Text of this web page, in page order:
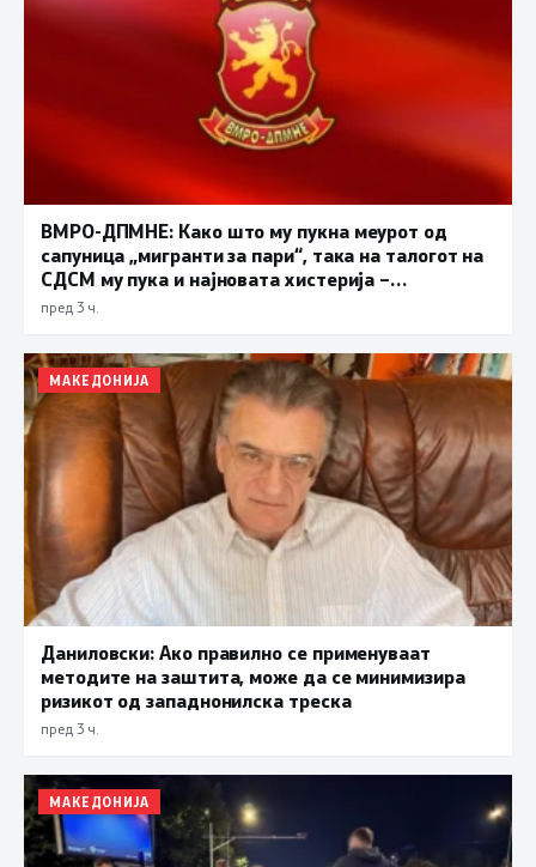
ВМРО-ДПМНЕ: Како што му пукна меурот од
сапуница „мигранти за пари“, така на талогот на
СДСМ му пука и најновата хистерија –
прифаќање на француски предлог
пред 3 ч.
МАКЕДОНИЈА
Даниловски: Ако правилно се применуваат
методите на заштита, може да се минимизира
ризикот од западнонилска треска
пред 3 ч.
МАКЕДОНИЈА